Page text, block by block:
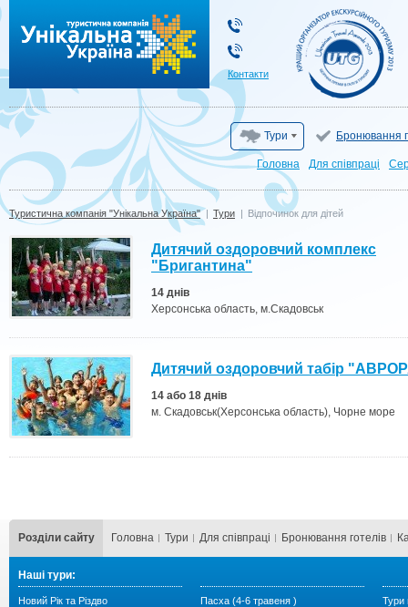
Контакти
Тури Бронювання
Головна Для cпівпраці
Туристична компанія "Унікальна Україна" | Тури | Відпочинок для дітей
Дитячий оздоровчий комплекс
"Бригантина"
14 днів
Херсонська область, м.Скадовськ
Дитячий оздоровчий табір
14 або 18 днів
м. Скадовськ(Херсонська область), Чорне море
Розділи сайту Головна Тури Для cпівпраці Бронювання готелів
Наші тури:
Новий Рік та Різдво
Пасха (4-6 травеня )
Тури